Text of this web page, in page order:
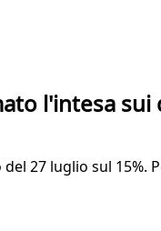
l'intesa sui
27 luglio sul